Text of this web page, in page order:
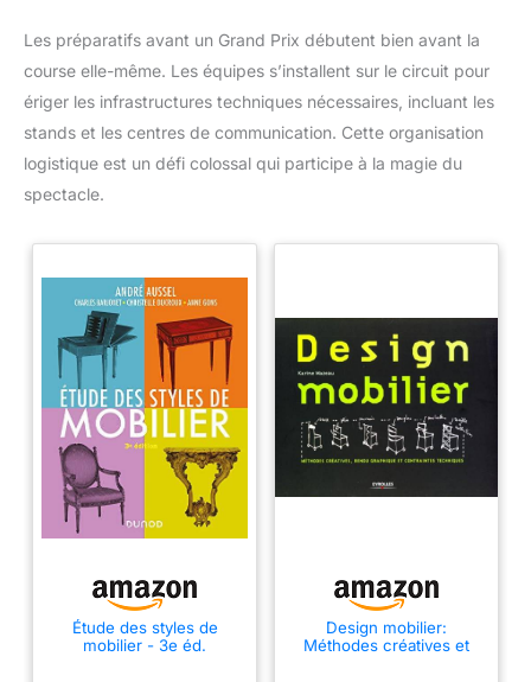
Les préparatifs avant un Grand Prix débutent bien avant la
course elle-même. Les équipes s’installent sur le circuit pour
ériger les infrastructures techniques nécessaires, incluant les
stands et les centres de communication. Cette organisation
logistique est un défi colossal qui participe à la magie du
spectacle.
Étude des styles de
mobilier - 3e éd.
Design mobilier:
Méthodes créatives et